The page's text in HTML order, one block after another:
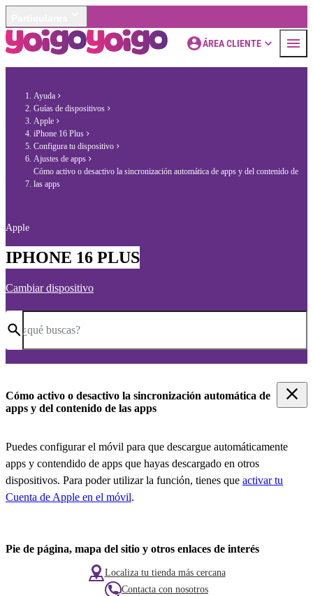
ÁREA CLIENTE
Ayuda
Guías de dispositivos
Apple
iPhone 16 Plus
Configura tu dispositivo
Ajustes de apps
Cómo activo o desactivo la sincronización automática de apps y del contenido de
las apps
Apple
IPHONE 16 PLUS
Cambiar dispositivo
¿qué buscas?
Cómo activo o desactivo la sincronización automática de
apps y del contenido de las apps
Puedes configurar el móvil para que descargue automáticamente
apps y contendido de apps que hayas descargado en otros
dispositivos. Para poder utilizar la función, tienes que activar tu
Cuenta de Apple en el móvil.
Pie de página, mapa del sitio y otros enlaces de interés
Localiza tu tienda más cercana
Contacta con nosotros